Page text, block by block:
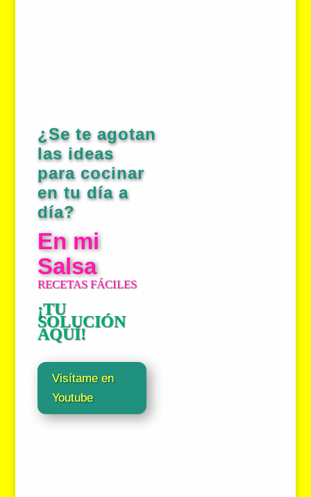
¿Se te agotan
las ideas
para cocinar
en tu día a
día?
En mi
Salsa
RECETAS FÁCILES
¡TU
SOLUCIÓN
AQUÍ!
Visítame en
Youtube